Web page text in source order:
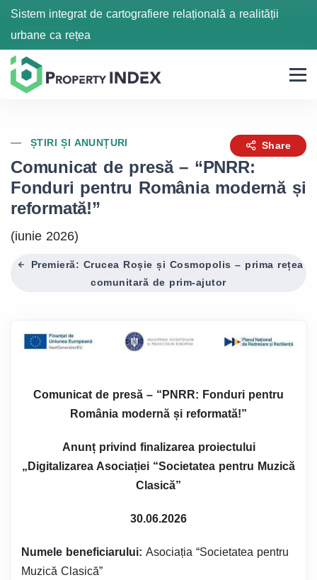
Sistem integrat de cartografiere relațională a realității
urbane ca rețea
ȘTIRI ȘI ANUNȚURI Share
Comunicat de presă – “PNRR:
Fonduri pentru România modernă și
reformată!”
(iunie 2026)
Premieră: Crucea Roșie și Cosmopolis – prima rețea
comunitară de prim-ajutor
Comunicat de presă – “PNRR: Fonduri pentru
România modernă și reformată!”
Anunț privind finalizarea proiectului
„Digitalizarea Asociației “Societatea pentru Muzică
Clasică”
30.06.2026
Numele beneficiarului: Asociația “Societatea pentru
Muzică Clasică”